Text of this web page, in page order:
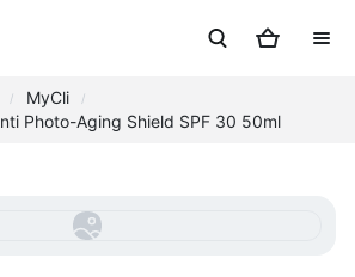
/ MyCli /
Photo-Aging Shield SPF 30 50ml